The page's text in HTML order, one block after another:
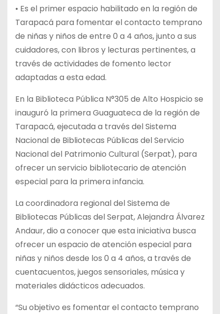
• Es el primer espacio habilitado en la región de
Tarapacá para fomentar el contacto temprano
de niñas y niños de entre 0 a 4 años, junto a sus
cuidadores, con libros y lecturas pertinentes, a
través de actividades de fomento lector
adaptadas a esta edad.
En la Biblioteca Pública N°305 de Alto Hospicio se
inauguró la primera Guaguateca de la región de
Tarapacá, ejecutada a través del Sistema
Nacional de Bibliotecas Públicas del Servicio
Nacional del Patrimonio Cultural (Serpat), para
ofrecer un servicio bibliotecario de atención
especial para la primera infancia.
La coordinadora regional del Sistema de
Bibliotecas Públicas del Serpat, Alejandra Álvarez
Andaur, dio a conocer que esta iniciativa busca
ofrecer un espacio de atención especial para
niñas y niños desde los 0 a 4 años, a través de
cuentacuentos, juegos sensoriales, música y
materiales didácticos adecuados.
“Su objetivo es fomentar el contacto temprano